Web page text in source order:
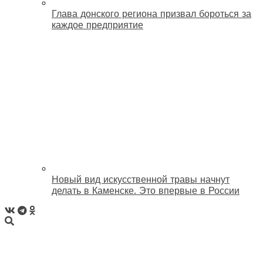
Глава донского региона призвал бороться за
каждое предприятие
Новый вид искусственной травы начнут
делать в Каменске. Это впервые в России